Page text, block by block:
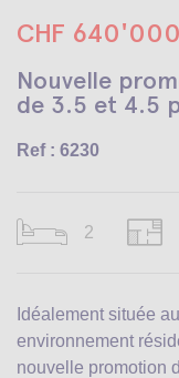
CHF
Nouvelle
de 3.5 et 4.5
Ref : 6230
2
Idéalement située
environnement
nouvelle promotion